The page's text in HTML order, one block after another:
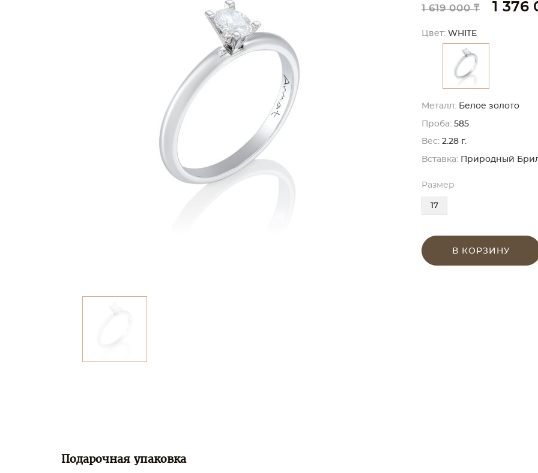
1 619 000 ₸ 1 376
Цвет: WHITE
Металл: Белое золото
Проба: 585
Вес: 2.28 г.
Вставка: Природный
Размер
17
В КОРЗИНУ
Подарочная упаковка